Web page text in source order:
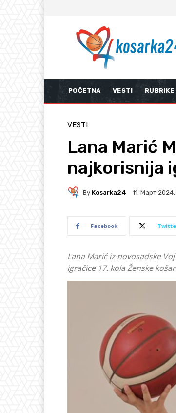
POČETNA VESTI RUBRIKE
VESTI
Lana Marić
najkorisnija
By Kosarka24 11. Март 2024.
Facebook
Lana Marić iz novosadske
igračice 17. kola Ženske